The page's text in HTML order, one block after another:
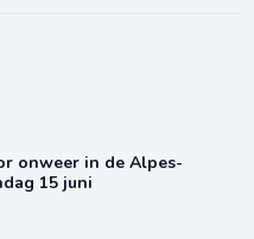
onweer in de Alpes-
15 juni